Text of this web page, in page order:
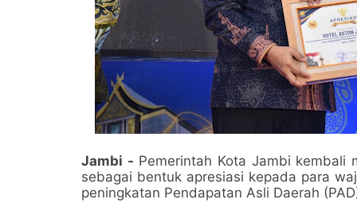
Jambi - Pemerintah Kota Jambi kembali
sebagai bentuk apresiasi kepada para
peningkatan Pendapatan Asli Daerah